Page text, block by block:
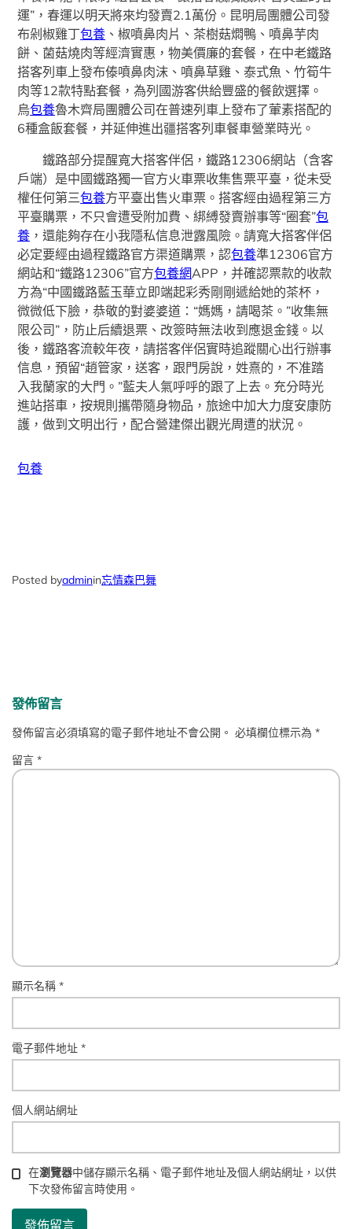
運”，春運以明天將來均發賣2.1萬份。昆明局團體公司發
布剁椒雞丁包養 、椒噴鼻肉片、茶樹菇燜鴨、噴鼻芋肉
餅、菌菇燒肉等經濟實惠，物美價廉的套餐，在中老鐵路
搭客列車上發布傣噴鼻肉沫、噴鼻草雞、泰式魚、竹筍牛
肉等12款特點套餐，為列國游客供給豐盛的餐飲選擇。
烏包養魯木齊局團體公司在普速列車上發布了葷素搭配的
6種盒飯套餐，并延伸進出疆搭客列車餐車營業時光。
鐵路部分提醒寬大搭客伴侶，鐵路12306網站（含客
戶端）是中國鐵路獨一官方火車票收集售票平臺，從未受
權任何第三包養方平臺出售火車票。搭客經由過程第三方
平臺購票，不只會遭受附加費、綁縛發賣辦事等“圈套”包
養 ，還能夠存在小我隱私信息泄露風險。請寬大搭客伴侶
必定要經由過程鐵路官方渠道購票，認包養準12306官方
網站和“鐵路12306”官方包養網APP，并確認票款的收款
方為“中國鐵路藍玉華立即端起彩秀剛剛遞給她的茶杯，
微微低下臉，恭敬的對婆婆道：“媽媽，請喝茶。”收集無
限公司”，防止后續退票、改簽時無法收到應退金錢。以
後，鐵路客流較年夜，請搭客伴侶實時追蹤關心出行辦事
信息，預留“趙管家，送客，跟門房說，姓熹的，不准踏
入我蘭家的大門。”藍夫人氣呼呼的跟了上去。充分時光
進站搭車，按規則攜帶隨身物品，旅途中加大力度安康防
護，做到文明出行，配合營建傑出觀光周遭的狀況。
包養
Posted byadminin忘情森巴舞
發佈留言
發佈留言必須填寫的電子郵件地址不會公開。 必填欄位標示為*
留言*
顯示名稱*
電子郵件地址*
個人網站網址
在瀏覽器中儲存顯示名稱、電子郵件地址及個人網站網址，以供
下次發佈留言時使用。